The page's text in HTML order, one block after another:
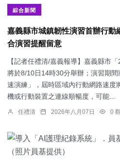
綜合新聞
嘉義縣市城鎮韌性演習首辦行動
合演習提醒留意
【記者任禮清/嘉義報導】嘉義縣市
將於8/10日14時30分舉辦；演習期
速演練」，屆時區域內行動網路速度
機或行動裝置之連線順暢度，可能...
任禮清 2026年八月07日 0